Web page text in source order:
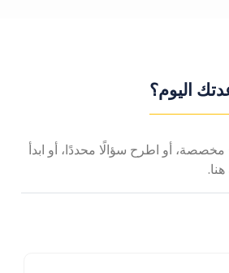
اليوم؟
أو اطرح سؤالًا محددًا، أو ابدأ